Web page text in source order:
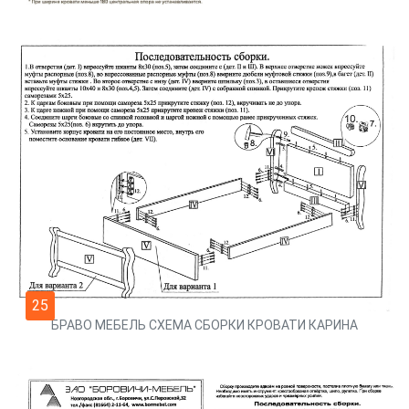
25
БРАВО МЕБЕЛЬ СХЕМА СБОРКИ КРОВАТИ КАРИНА